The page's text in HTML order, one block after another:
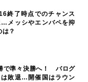
終了時点でのチャンス
メッシやエンバペを抑
は？
で準々決勝へ！ バログ
敗退…開催国はラウン